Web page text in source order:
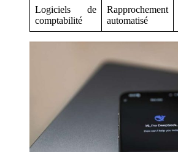
Logiciels de
comptabilité
Rapprochement
automatisé